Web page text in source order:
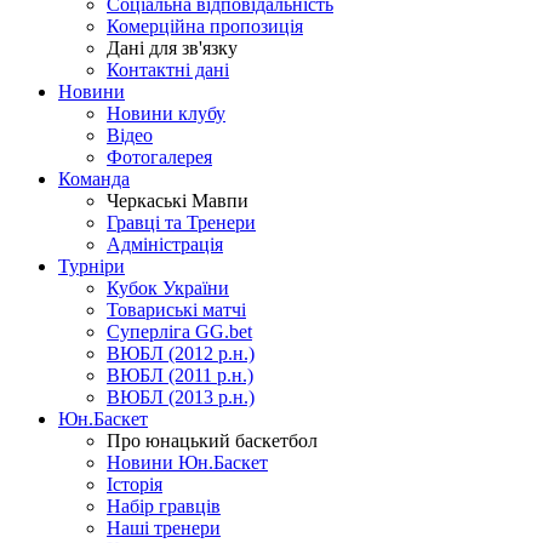
Соціальна відповідальність
Комерційна пропозиція
Дані для зв'язку
Контактні дані
Новини
Новини клубу
Відео
Фотогалерея
Команда
Черкаські Мавпи
Гравці та Тренери
Адміністрація
Турніри
Кубок України
Товариські матчі
Суперліга GG.bet
ВЮБЛ (2012 р.н.)
ВЮБЛ (2011 р.н.)
ВЮБЛ (2013 р.н.)
Юн.Баскет
Про юнацький баскетбол
Новини Юн.Баскет
Історія
Набір гравців
Наші тренери